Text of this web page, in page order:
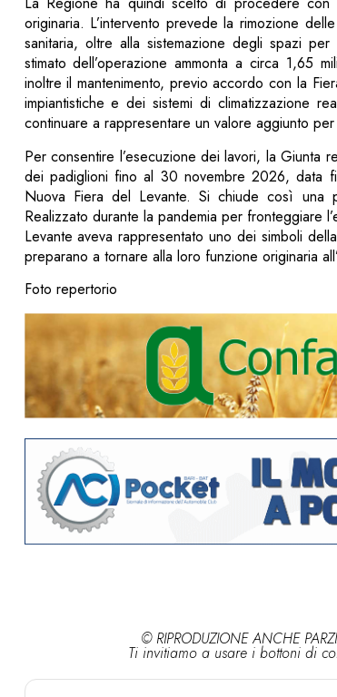
originaria. L’intervento prevede la rimozione
sanitaria, oltre alla sistemazione degli spazi
stimato dell’operazione ammonta a circa 1,65
inoltre il mantenimento, previo accordo con la
impiantistiche e dei sistemi di climatizzazione
continuare a rappresentare un valore aggiunto
Per consentire l’esecuzione dei lavori, la Giunta
dei padiglioni fino al 30 novembre 2026, data
Nuova Fiera del Levante. Si chiude così una
Realizzato durante la pandemia per fronteggiare
Levante aveva rappresentato uno dei simboli
preparano a tornare alla loro funzione originaria
Foto repertorio
© RIPRODUZIONE ANCHE
Ti invitiamo a usare i bottoni di